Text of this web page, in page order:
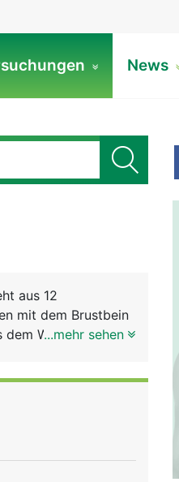
News
aus 12
mit dem Brustbein
Wirbelkanal an
...mehr sehen